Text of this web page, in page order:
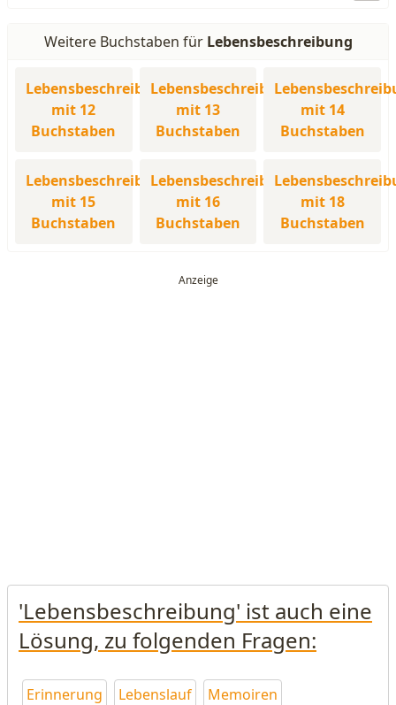
Weitere Buchstaben für Lebensbeschreibung
Lebensbeschreibung
mit 12
Buchstaben
Lebensbeschreibung
mit 13
Buchstaben
mit 14
Buchstaben
Lebensbeschreibung
mit 15
Buchstaben
Lebensbeschreibung
mit 16
Buchstaben
mit 18
Buchstaben
'Lebensbeschreibung' ist auch eine
Lösung, zu folgenden Fragen:
Erinnerung Lebenslauf Memoiren